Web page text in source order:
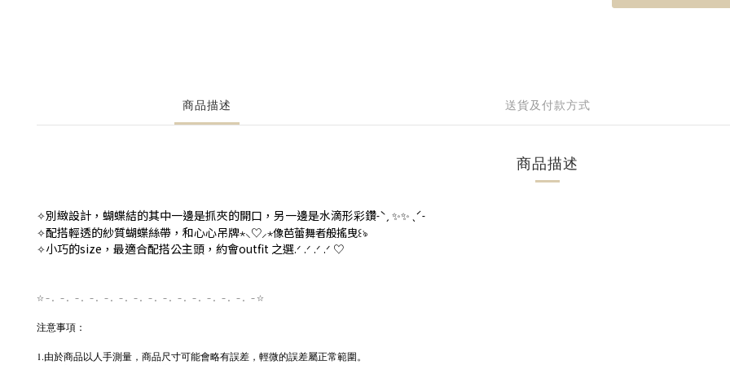
商品描述 送貨及付款方式
商品描述
✧別緻設計，蝴蝶結的其中一邊是抓夾的開口，另一邊是水滴形彩鑽˗ˋˏ ✨✨ ˎˊ˗
✧配搭輕透的紗質蝴蝶絲帶，和心心吊牌⋆⸜♡⸝‍⋆像芭蕾舞者般搖曳꒰ঌ
✧小巧的size，最適合配搭公主頭，約會outfit 之選.ᐟ .ᐟ .ᐟ .ᐟ ♡
☆－。－。－。－。－。－。－。－。－。－。－。－。－。－。－☆
注意事項：
1.由於商品以人手測量，商品尺寸可能會略有誤差，輕微的誤差屬正常範圍。